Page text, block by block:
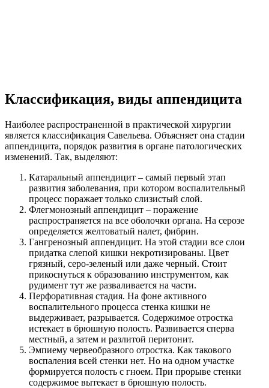
Классификация, виды аппендицита
Наиболее распространенной в практической хирургии
является классификация Савельева. Объясняет она стадии
аппендицита, порядок развития в органе патологических
изменений. Так, выделяют:
Катаральный аппендицит – самый первый этап
развития заболевания, при котором воспалительный
процесс поражает только слизистый слой.
Флегмонозный аппендицит – поражение
распространяется на все оболочки органа. На серозе
определяется желтоватый налет, фибрин.
Гангренозный аппендицит. На этой стадии все слои
придатка слепой кишки некротизированы. Цвет
грязный, серо-зеленый или даже черный. Стоит
прикоснуться к образованию инструментом, как
рудимент тут же разваливается на части.
Перфоративная стадия. На фоне активного
воспалительного процесса стенка кишки не
выдерживает, разрывается. Содержимое отростка
истекает в брюшную полость. Развивается сперва
местный, а затем и разлитой перитонит.
Эмпиему червеобразного отростка. Как такового
воспаления всей стенки нет. Но на одном участке
формируется полость с гноем. При прорыве стенки
содержимое вытекает в брюшную полость.